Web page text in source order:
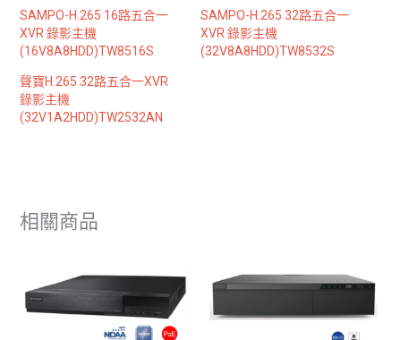
SAMPO-H.265 16路五合一
XVR 錄影主機
(16V8A8HDD)TW8516S
SAMPO-H.265 32路五合一
XVR 錄影主機
(32V8A8HDD)TW8532S
聲寶H.265 32路五合一XVR
錄影主機
(32V1A2HDD)TW2532AN
相關商品